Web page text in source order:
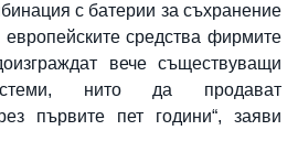
с батерии за съхранение
средства фирмите
вече съществуващи
нито да продават
първите пет години“, заяви